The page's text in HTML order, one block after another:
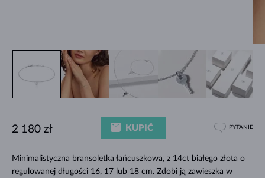
Minimalistyczna bransoletka łańcuszkowa, z 14ct białego złota o
regulowanej długości 16, 17 lub 18 cm. Zdobi ją zawieszka w
2 180 zł KUPIĆ PYTANIE